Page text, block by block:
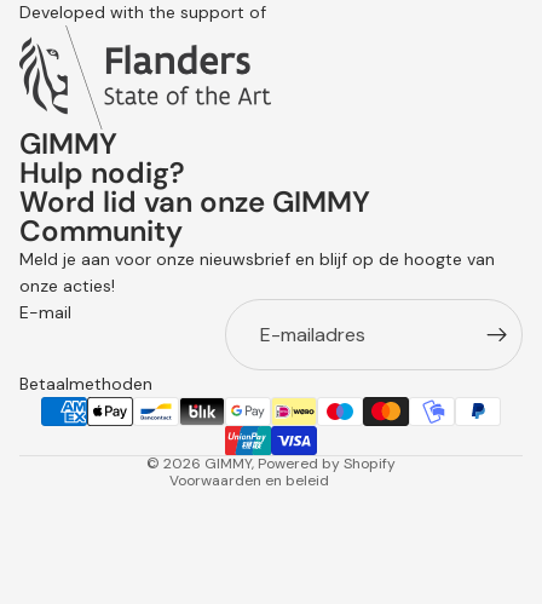
Developed with the support of
GIMMY
Hulp nodig?
Word lid van onze GIMMY
Community
Meld je aan voor onze nieuwsbrief en blijf op de hoogte van
onze acties!
E-mail
Betaalmethoden
© 2026 GIMMY, Powered by Shopify
Voorwaarden en beleid
Terugbetalingsbeleid
Privacybeleid
Algemene voorwaarden
Wettelijke kennisgeving